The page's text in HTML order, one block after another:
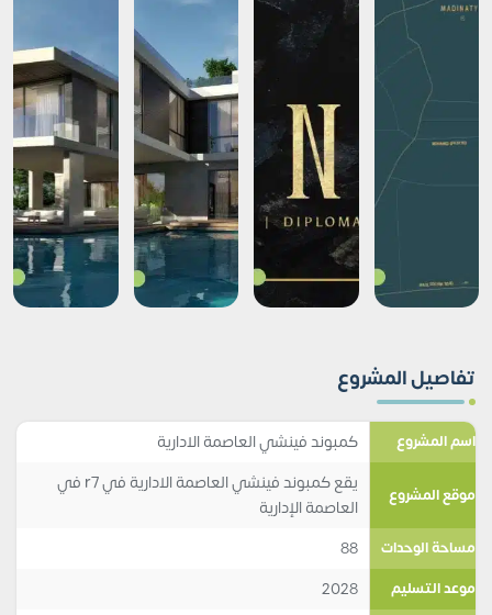
تفاصيل المشروع
اسم المشروع كمبوند فينشي العاصمة الادارية
موقع المشروع
يقع كمبوند فينشي العاصمة الادارية في r7 في
العاصمة الإدارية
مساحة الوحدات 88
موعد التسليم 2028